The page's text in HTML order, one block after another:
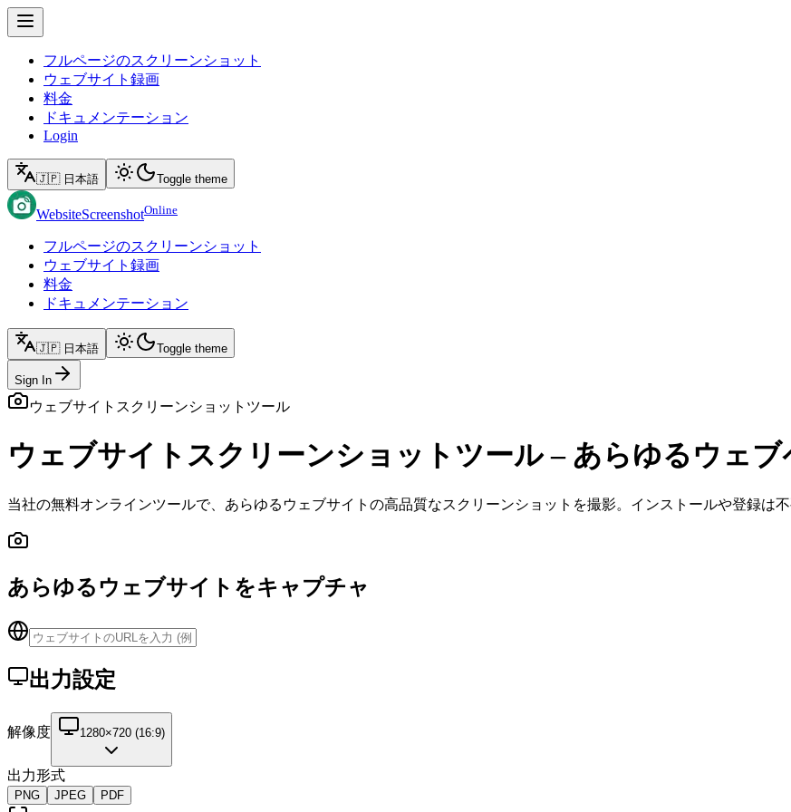
フルページのスクリーンショット
ウェブサイト録画
料金
ドキュメンテーション
Login
🇯🇵 日本語 Toggle theme
WebsiteScreenshotOnline
フルページのスクリーンショット
ウェブサイト録画
料金
ドキュメンテーション
🇯🇵 日本語 Toggle theme
Sign In
ウェブサイトスクリーンショットツール
ウェブサイトスクリーンショットツール – あらゆるウェ
当社の無料オンラインツールで、あらゆるウェブサイトの高品質なスクリーンショットを撮影。インストールや登録は不
あらゆるウェブサイトをキャプチャ
出力設定
解像度 1280×720 (16:9)
出力形式
PNG JPEG PDF